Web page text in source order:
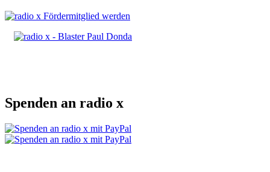
Spenden an radio x